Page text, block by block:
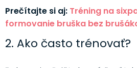
Prečítajte si aj: Tréning na
formovanie bruška bez
2. Ako často trénovať?